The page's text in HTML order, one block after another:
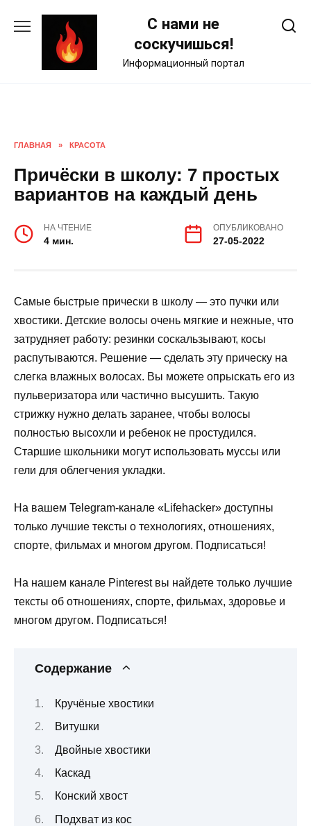
С нами не
соскучишься!
Информационный портал
ГЛАВНАЯ » КРАСОТА
Причёски в школу: 7 простых
вариантов на каждый день
НА ЧТЕНИЕ
4 мин.
ОПУБЛИКОВАНО
27-05-2022
Самые быстрые прически в школу — это пучки или
хвостики. Детские волосы очень мягкие и нежные, что
затрудняет работу: резинки соскальзывают, косы
распутываются. Решение — сделать эту прическу на
слегка влажных волосах. Вы можете опрыскать его из
пульверизатора или частично высушить. Такую
стрижку нужно делать заранее, чтобы волосы
полностью высохли и ребенок не простудился.
Старшие школьники могут использовать муссы или
гели для облегчения укладки.
На вашем Telegram-канале «Lifehacker» доступны
только лучшие тексты о технологиях, отношениях,
спорте, фильмах и многом другом. Подписаться!
На нашем канале Pinterest вы найдете только лучшие
тексты об отношениях, спорте, фильмах, здоровье и
многом другом. Подписаться!
Содержание
Кручёные хвостики
Витушки
Двойные хвостики
Каскад
Конский хвост
Подхват из кос